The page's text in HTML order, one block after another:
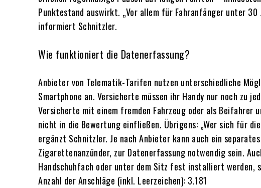
Punktestand auswirkt. „Vor allem für Fahranfänger unter
informiert Schnitzler.
Wie funktioniert die Datenerfassung?
Anbieter von Telematik-Tarifen nutzen unterschiedliche
Smartphone an. Versicherte müssen ihr Handy nur noch zu
Versicherte mit einem fremden Fahrzeug oder als Beifahrer
nicht in die Bewertung einfließen. Übrigens: „Wer sich für
ergänzt Schnitzler. Je nach Anbieter kann auch ein
Zigarettenanzünder, zur Datenerfassung notwendig sein.
Handschuhfach oder unter dem Sitz fest installiert werden,
Anzahl der Anschläge (inkl. Leerzeichen): 3.181